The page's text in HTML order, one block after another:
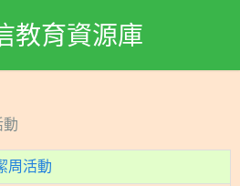
教育資源庫
動
周活動